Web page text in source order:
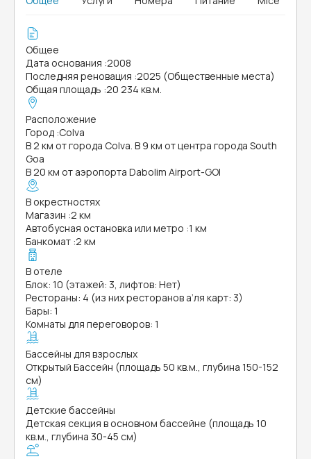
Общее
Дата основания :2008
Последняя реновация :2025 (Общественные места)
Общая площадь :20 234 кв.м.
Расположение
Город :Colva
В 2 км от города Colva. В 9 км от центра города South
Goa
В 20 км от аэропорта Dabolim Airport-GOI
В окрестностях
Магазин :2 км
Автобусная остановка или метро :1 км
Банкомат :2 км
В отеле
Блок: 10 (этажей: 3, лифтов: Нет)
Рестораны: 4 (из них ресторанов а’ля карт: 3)
Бары: 1
Комнаты для переговоров: 1
Бассейны для взрослых
Открытый Бассейн (площадь 50 кв.м., глубина 150-152
см)
Детские бассейны
Детская секция в основном бассейне (площадь 10
кв.м., глубина 30-45 см)